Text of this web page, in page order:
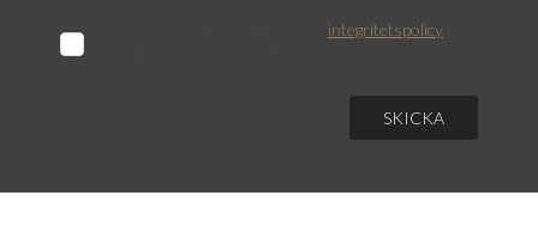
integritetspolicy
SKICKA